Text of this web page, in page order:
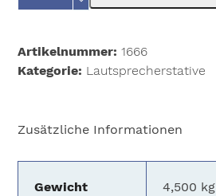
Ring
Lock
Artikelnummer:1666
Kategorie: Lautsprecherstative
Zusätzliche Informationen
Gewicht 4,500 kg